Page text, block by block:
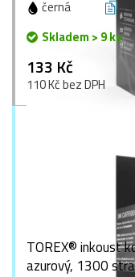
černá
Skladem > 9 ks
133 Kč
110 Kč bez DPH
TOREX® inkoust
azurový, 1300